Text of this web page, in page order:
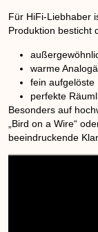
Für HiFi-Liebhaber
Produktion besticht
warme
fein aufgelöste
perfekte
Besonders auf
„Bird on a Wire“
beeindruckende